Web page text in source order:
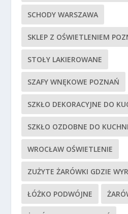
SCHODY WARSZAWA
SKLEP Z OŚWIETLENIEM
STOŁY LAKIEROWANE
SZAFY WNĘKOWE POZNAŃ
SZKŁO DEKORACYJNE DO
SZKŁO OZDOBNE DO KUCHNI
WROCŁAW OŚWIETLENIE
ZUŻYTE ŻARÓWKI GDZIE
ŁÓŻKO PODWÓJNE